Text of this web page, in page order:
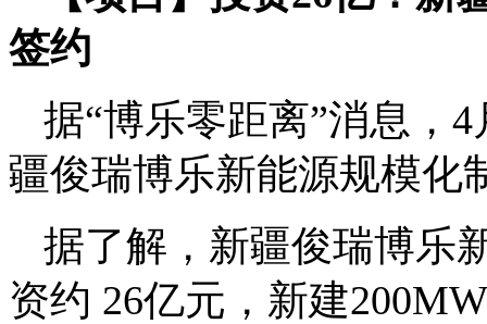
签约
据“博乐零距离”消息，
疆俊瑞博乐新能源规模化
据了解，新疆俊瑞博乐
资约 26亿元，新建